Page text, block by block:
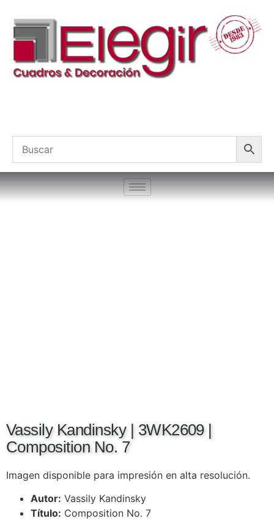
Vassily Kandinsky | 3WK2609 |
Composition No. 7
Imagen disponible para impresión en alta resolución.
Autor: Vassily Kandinsky
Título: Composition No. 7